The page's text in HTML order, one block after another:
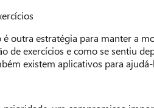
outra estratégia para manter a
de exercícios e como se sentiu
existem aplicativos para